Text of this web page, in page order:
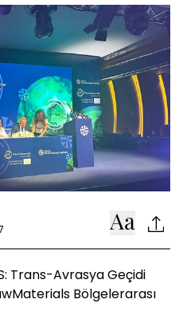
Trans-Avrasya Geçidi
Bölgelerarası